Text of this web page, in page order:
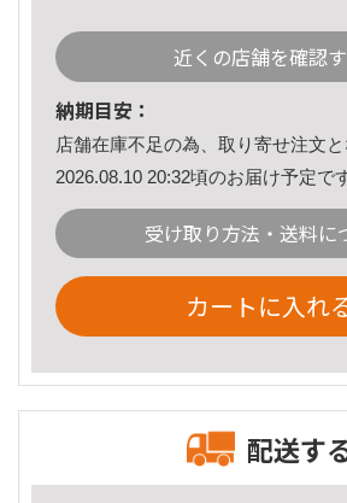
近くの店舗を確認
納期目安：
店舗在庫不足の為、取り寄せ注文と
2026.08.10 20:32頃のお届け予定で
受け取り方法・送料に
カートに入れ
配送す